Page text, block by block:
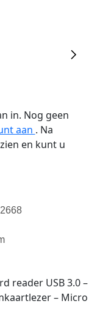
in. Nog geen
aan . Na
en kunt u
reader USB 3.0 –
– Micro